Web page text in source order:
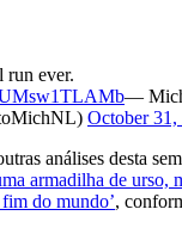
run ever.
—
October 31,
análises desta
armadilha de urso,
do mundo’,